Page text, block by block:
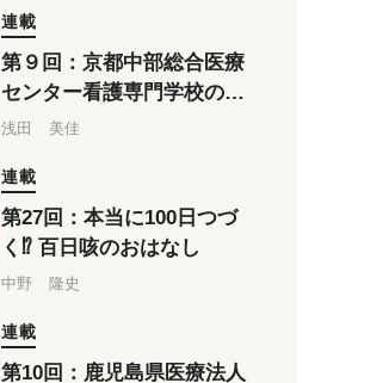
連載
第９回：京都中部総合医療
センター看護専門学校の実
践 －新しい学校作りから
浅田 美佳
連載
第27回：本当に100日つづ
く⁉ 百日咳のおはなし
中野 隆史
連載
第10回：鹿児島県医療法人